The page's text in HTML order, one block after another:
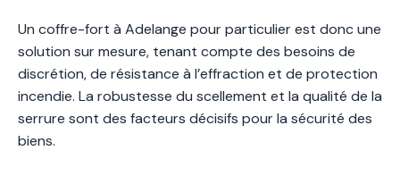
Un coffre-fort à Adelange pour particulier est donc une
solution sur mesure, tenant compte des besoins de
discrétion, de résistance à l’effraction et de protection
incendie. La robustesse du scellement et la qualité de la
serrure sont des facteurs décisifs pour la sécurité des
biens.